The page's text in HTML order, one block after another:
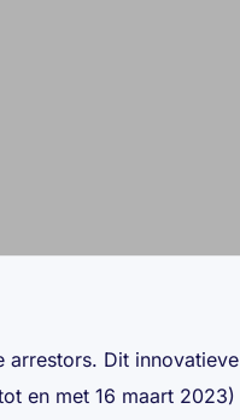
arrestors. Dit innovatieve
en met 16 maart 2023)